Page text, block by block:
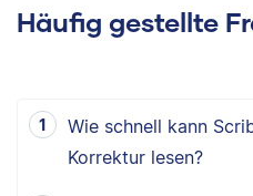
Häufig gestellte
Wie schnell kann
Korrektur lesen?